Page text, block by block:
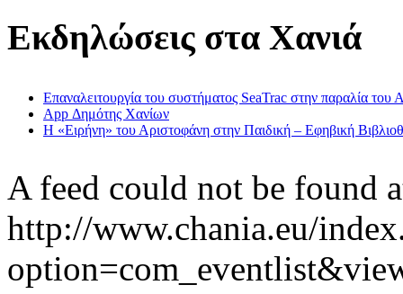
Εκδηλώσεις στα Χανιά
Επαναλειτουργία του συστήματος SeaTrac στην παραλία του
App Δημότης Χανίων
Η «Ειρήνη» του Αριστοφάνη στην Παιδική – Εφηβική
A feed could not be found
http://www.chania.eu/